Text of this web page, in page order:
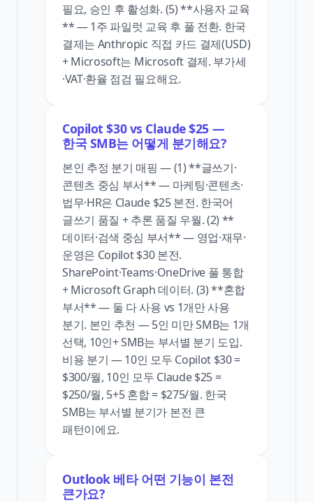
필요, 승인 후 활성화. (5) **사용자 교육
** — 1주 파일럿 교육 후 풀 전환. 한국
결제는 Anthropic 직접 카드 결제(USD)
+ Microsoft는 Microsoft 결제. 부가세
·VAT·환율 점검 필요해요.
Copilot $30 vs Claude $25 —
한국 SMB는 어떻게 분기해요?
본인 추정 분기 매핑 — (1) **글쓰기·
콘텐츠 중심 부서** — 마케팅·콘텐츠·
법무·HR은 Claude $25 본전. 한국어
글쓰기 품질 + 추론 품질 우월. (2) **
데이터·검색 중심 부서** — 영업·재무·
운영은 Copilot $30 본전.
SharePoint·Teams·OneDrive 풀 통합
+ Microsoft Graph 데이터. (3) **혼합
부서** — 둘 다 사용 vs 1개만 사용
분기. 본인 추천 — 5인 미만 SMB는 1개
선택, 10인+ SMB는 부서별 분기 도입.
비용 분기 — 10인 모두 Copilot $30 =
$300/월, 10인 모두 Claude $25 =
$250/월, 5+5 혼합 = $275/월. 한국
SMB는 부서별 분기가 본전 큰
패턴이에요.
Outlook 베타 어떤 기능이 본전
큰가요?